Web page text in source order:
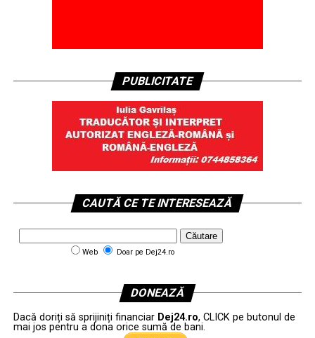
PUBLICITATE
CAUTĂ CE TE INTERESEAZĂ
Web Doar pe Dej24.ro
DONEAZĂ
Dacă doriți să sprijiniți financiar Dej24.ro, CLICK pe butonul de
mai jos pentru a dona orice sumă de bani.